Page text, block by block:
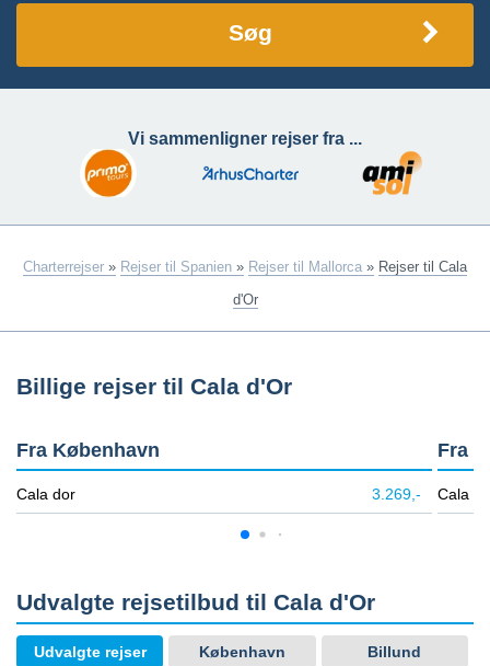
Søg
Vi sammenligner rejser fra ...
Charterrejser » Rejser til Spanien » Rejser til Mallorca » Rejser til Cala
d'Or
Billige rejser til Cala d'Or
Fra København
Cala dor 3.269,-
Fra
Cala
Udvalgte rejsetilbud til Cala d'Or
Udvalgte rejser København Billund